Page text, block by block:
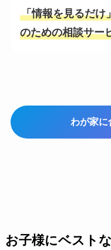
「情報を見るだけ
のための相談サー
わが家に
お子様にベスト